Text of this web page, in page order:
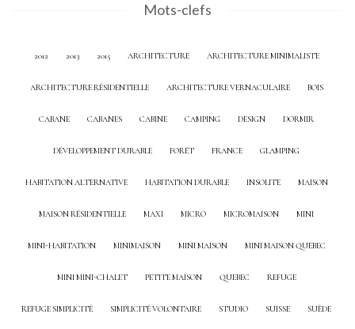
Mots-clefs
2012 2013 2015 ARCHITECTURE ARCHITECTURE MINIMALISTE
ARCHITECTURE RÉSIDENTIELLE ARCHITECTURE VERNACULAIRE BOIS
CABANE CABANES CABINE CAMPING DESIGN DORMIR
DÉVELOPPEMENT DURABLE FORÊT FRANCE GLAMPING
HABITATION ALTERNATIVE HABITATION DURABLE INSOLITE MAISON
MAISON RÉSIDENTIELLE MAXI MICRO MICROMAISON MINI
MINI-HABITATION MINIMAISON MINI MAISON MINI MAISON QUEBEC
MINI MINI-CHALET PETITE MAISON QUEBEC REFUGE
REFUGE SIMPLICITÉ SIMPLICITÉ VOLONTAIRE STUDIO SUISSE SUÈDE